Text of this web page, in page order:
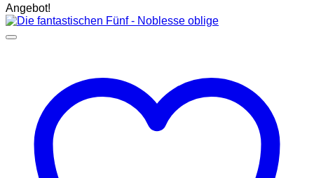
Angebot!